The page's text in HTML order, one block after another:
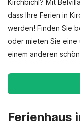
Kirchbichl? Mit
dass Ihre Ferien in
werden! Finden Sie
oder mieten Sie
einem anderen
Ferienhaus